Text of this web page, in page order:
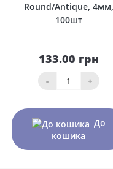
Round/Antique, 4мм,
100шт
133.00 грн
- +
До
кошика